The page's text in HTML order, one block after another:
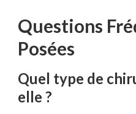
Questions
Posées
Quel type de
elle ?